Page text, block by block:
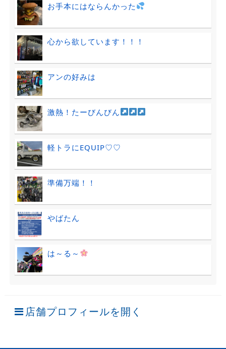
お手本にはならんかった
心から欲しています！！！
アンの好みは
激熱！たーびんびん
軽トラにEQUIP♡♡
準備万端！！
やばたん
は～る～
店舗プロフィールを開く